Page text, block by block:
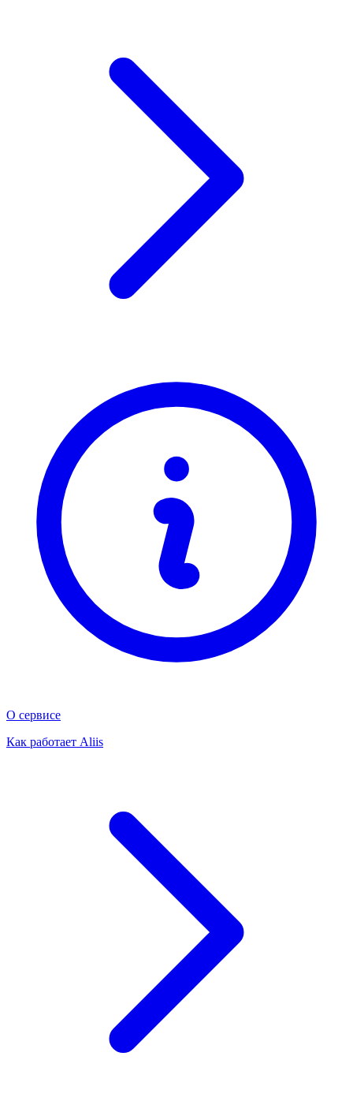
О сервисе
Как работает Aliis